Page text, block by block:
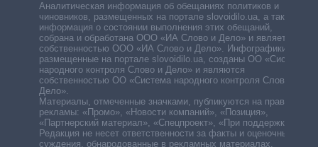
Аналитическая информация об обещаниях политиков и
чиновников, размещенных на портале slovoidilo.ua, а также
информация о состоянии выполнения этих обещаний,
собрана и обработана ООО «ИА Слово и Дело» и является
собственностью ООО «ИА Слово и Дело». Инфографики,
размещенные на портале slovoidilo.ua, созданы ОО «Система
народного контроля Слово и Дело» и являются
собственностью ОО «Система народного контроля Слово и
Дело».
Материалы, отмеченные значками, публикуются на правах
рекламы: «Промо», «Новости компаний», «Позиция»,
«Партнерский материал», «Спецпроект», «При поддержке».
Редакция не несет ответственности за факты и оценочные
суждения, обнародованные в рекламных материалах.